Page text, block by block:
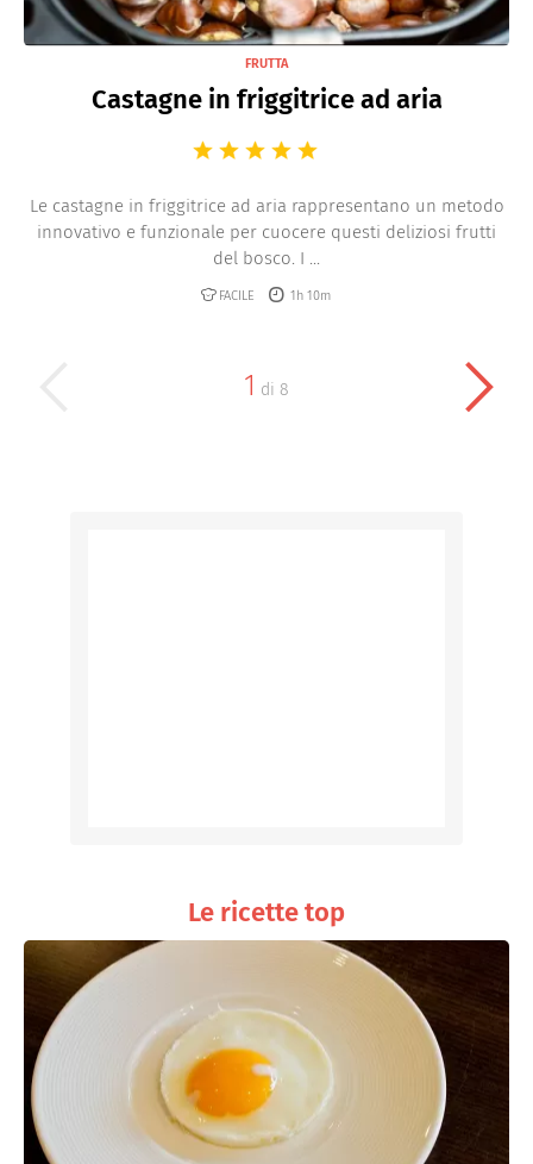
FRUTTA
Castagne in friggitrice ad aria
Le castagne in friggitrice ad aria rappresentano un metodo
innovativo e funzionale per cuocere questi deliziosi frutti
del bosco. I ...
FACILE 1h 10m
1 di 8
Le ricette top